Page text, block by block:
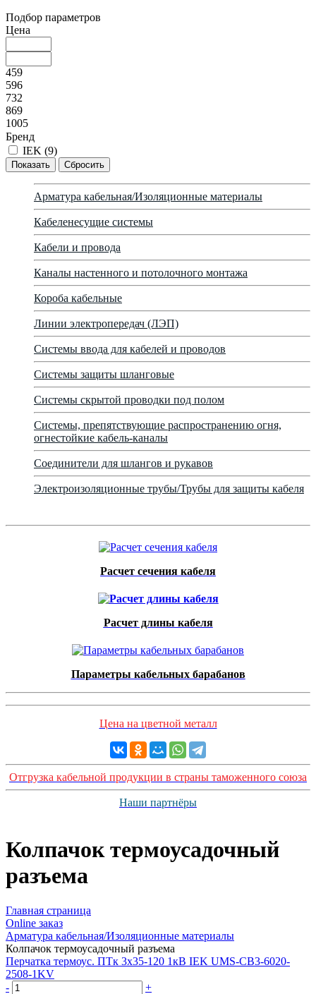
Подбор параметров
Цена
459
596
732
869
1005
Бренд
IEK (9)
Арматура кабельная/Изоляционные материалы
Кабеленесущие системы
Кабели и провода
Каналы настенного и потолочного монтажа
Короба кабельные
Линии электропередач (ЛЭП)
Системы ввода для кабелей и проводов
Системы защиты шланговые
Системы скрытой проводки под полом
Системы, препятствующие распространению огня,
огнестойкие кабель-каналы
Соединители для шлангов и рукавов
Электроизоляционные трубы/Трубы для защиты кабеля
Расчет сечения кабеля
Расчет длины кабеля
Параметры кабельных барабанов
Цена на цветной металл
Отгрузка кабельной продукции в страны таможенного союза
Наши партнёры
Колпачок термоусадочный
разъема
Главная страница
Оnline заказ
Арматура кабельная/Изоляционные материалы
Колпачок термоусадочный разъема
Перчатка термоус. ПТк 3х35-120 1кВ IEK UMS-CB3-6020-
2508-1KV
-
+